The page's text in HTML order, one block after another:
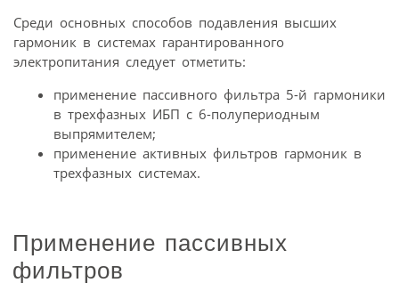
Среди основных способов подавления высших
гармоник в системах гарантированного
электропитания следует отметить:
применение пассивного фильтра 5-й гармоники
в трехфазных ИБП с 6-полупериодным
выпрямителем;
применение активных фильтров гармоник в
трехфазных системах.
Применение пассивных
фильтров